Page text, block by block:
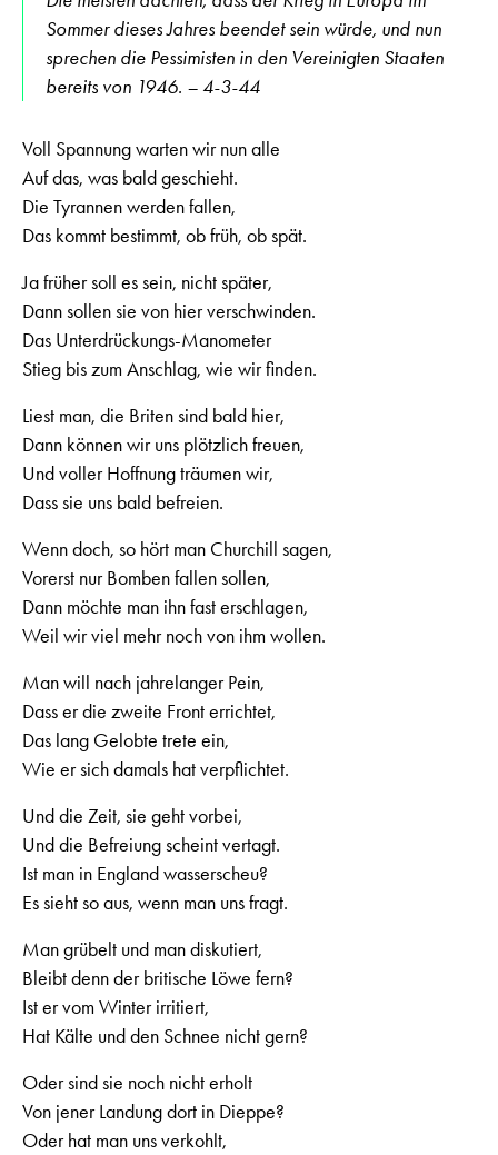
Sommer dieses Jahres beendet sein würde, und nun
sprechen die Pessimisten in den Vereinigten Staaten
bereits von 1946. – 4-3-44
Voll Spannung warten wir nun alle
Auf das, was bald geschieht.
Die Tyrannen werden fallen,
Das kommt bestimmt, ob früh, ob spät.
Ja früher soll es sein, nicht später,
Dann sollen sie von hier verschwinden.
Das Unterdrückungs-Manometer
Stieg bis zum Anschlag, wie wir finden.
Liest man, die Briten sind bald hier,
Dann können wir uns plötzlich freuen,
Und voller Hoffnung träumen wir,
Dass sie uns bald befreien.
Wenn doch, so hört man Churchill sagen,
Vorerst nur Bomben fallen sollen,
Dann möchte man ihn fast erschlagen,
Weil wir viel mehr noch von ihm wollen.
Man will nach jahrelanger Pein,
Dass er die zweite Front errichtet,
Das lang Gelobte trete ein,
Wie er sich damals hat verpflichtet.
Und die Zeit, sie geht vorbei,
Und die Befreiung scheint vertagt.
Ist man in England wasserscheu?
Es sieht so aus, wenn man uns fragt.
Man grübelt und man diskutiert,
Bleibt denn der britische Löwe fern?
Ist er vom Winter irritiert,
Hat Kälte und den Schnee nicht gern?
Oder sind sie noch nicht erholt
Von jener Landung dort in Dieppe?
Oder hat man uns verkohlt,